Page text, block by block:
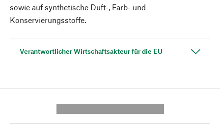
sowie auf synthetische Duft-, Farb- und
Konservierungsstoffe.
Verantwortlicher Wirtschaftsakteur für die EU